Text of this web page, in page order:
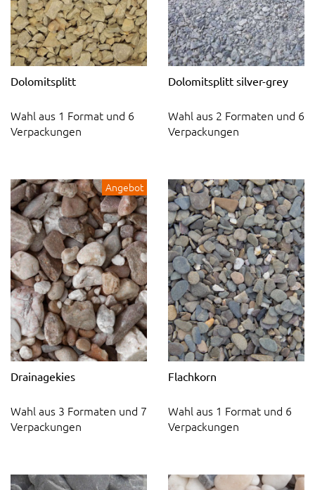
Dolomitsplitt
Wahl aus 1 Format und 6
Verpackungen
Dolomitsplitt silver-grey
Wahl aus 2 Formaten und 6
Verpackungen
Angebot
Drainagekies
Wahl aus 3 Formaten und 7
Verpackungen
Flachkorn
Wahl aus 1 Format und 6
Verpackungen